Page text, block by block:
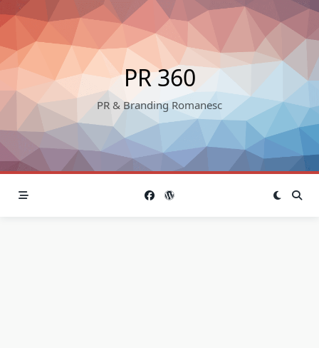
Skip
to
content
PR 360
PR & Branding Romanesc